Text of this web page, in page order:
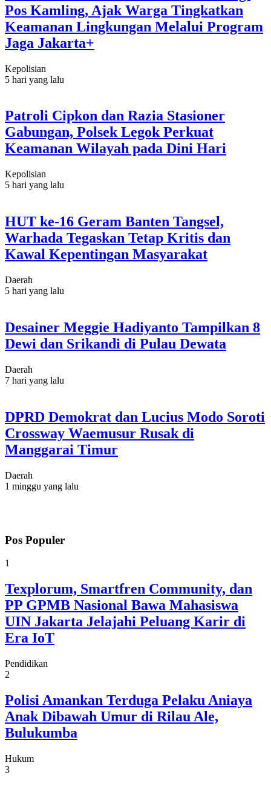
Pos Kamling, Ajak Warga Tingkatkan
Keamanan Lingkungan Melalui Program
Jaga Jakarta+
Kepolisian
5 hari yang lalu
Patroli Cipkon dan Razia Stasioner
Gabungan, Polsek Legok Perkuat
Keamanan Wilayah pada Dini Hari
Kepolisian
5 hari yang lalu
HUT ke-16 Geram Banten Tangsel,
Warhada Tegaskan Tetap Kritis dan
Kawal Kepentingan Masyarakat
Daerah
5 hari yang lalu
Desainer Meggie Hadiyanto Tampilkan 8
Dewi dan Srikandi di Pulau Dewata
Daerah
7 hari yang lalu
DPRD Demokrat dan Lucius Modo Soroti
Crossway Waemusur Rusak di
Manggarai Timur
Daerah
1 minggu yang lalu
Pos Populer
1
Texplorum, Smartfren Community, dan
PP GPMB Nasional Bawa Mahasiswa
UIN Jakarta Jelajahi Peluang Karir di
Era IoT
Pendidikan
2
Polisi Amankan Terduga Pelaku Aniaya
Anak Dibawah Umur di Rilau Ale,
Bulukumba
Hukum
3